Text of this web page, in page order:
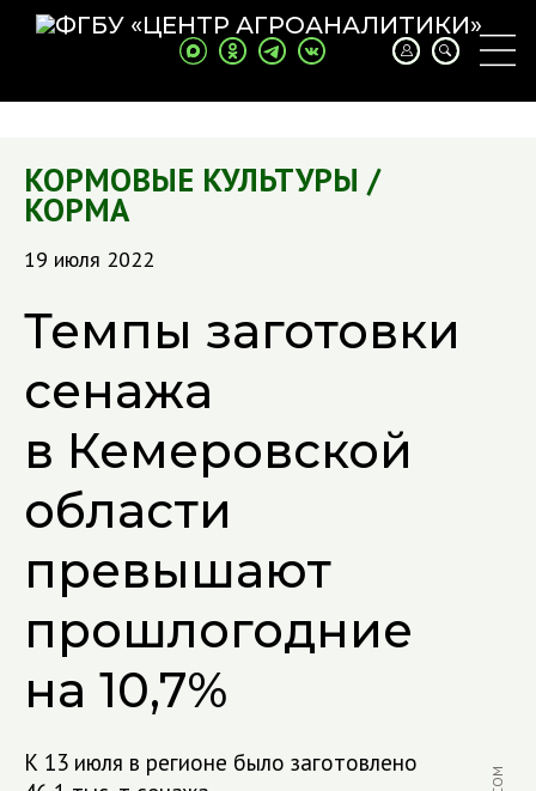
КОРМОВЫЕ КУЛЬТУРЫ /
КОРМА
19 июля 2022
Темпы заготовки
сенажа
в Кемеровской
области
превышают
прошлогодние
на 10,7%
К 13 июля в регионе было заготовлено